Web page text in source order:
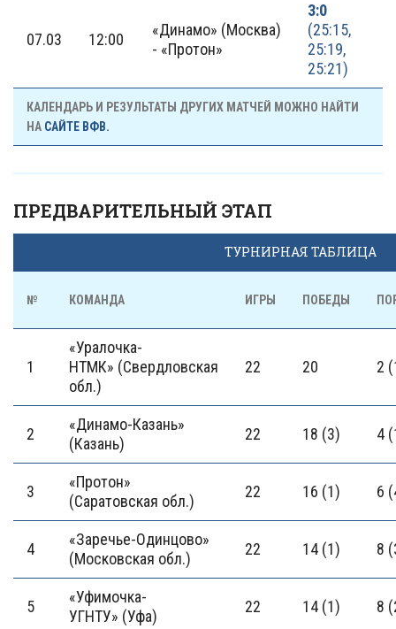
07.03 12:00
«Динамо» (Москва)
- «Протон»
3:0
(25:15,
25:19,
25:21)
КАЛЕНДАРЬ И РЕЗУЛЬТАТЫ ДРУГИХ МАТЧЕЙ МОЖНО НАЙТИ
НА САЙТЕ ВФВ.
ПРЕДВАРИТЕЛЬНЫЙ ЭТАП
ТУРНИРНАЯ ТАБЛИЦА
№ КОМАНДА ИГРЫ ПОБЕДЫ
1
«Уралочка-
НТМК» (Свердловская
обл.)
22 20 2
2
«Динамо-Казань»
(Казань)
22 18 (3) 4
3
«Протон»
(Саратовская обл.)
22 16 (1) 6
4
«Заречье-Одинцово»
(Московская обл.)
22 14 (1) 8
5
«Уфимочка-
УГНТУ» (Уфа)
22 14 (1) 8